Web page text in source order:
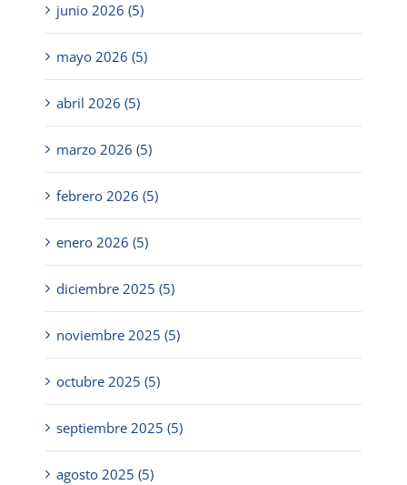
junio 2026 (5)
mayo 2026 (5)
abril 2026 (5)
marzo 2026 (5)
febrero 2026 (5)
enero 2026 (5)
diciembre 2025 (5)
noviembre 2025 (5)
octubre 2025 (5)
septiembre 2025 (5)
agosto 2025 (5)